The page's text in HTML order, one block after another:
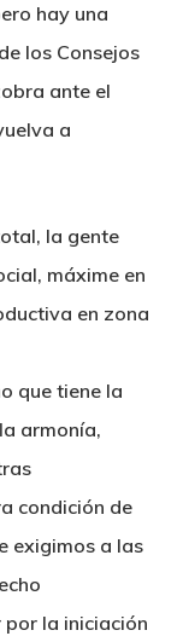
hay una
los Consejos
ante el
a
la gente
máxime en
en zona
que tiene la
armonía,
condición de
exigimos a las
la iniciación